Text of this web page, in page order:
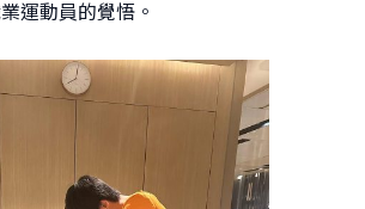
運動員的覺悟。